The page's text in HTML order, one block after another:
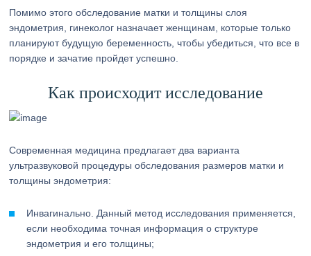
Помимо этого обследование матки и толщины слоя
эндометрия, гинеколог назначает женщинам, которые только
планируют будущую беременность, чтобы убедиться, что все в
порядке и зачатие пройдет успешно.
Как происходит исследование
Современная медицина предлагает два варианта
ультразвуковой процедуры обследования размеров матки и
толщины эндометрия:
Инвагинально. Данный метод исследования применяется,
если необходима точная информация о структуре
эндометрия и его толщины;